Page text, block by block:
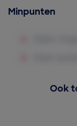
Minpunten
Ook